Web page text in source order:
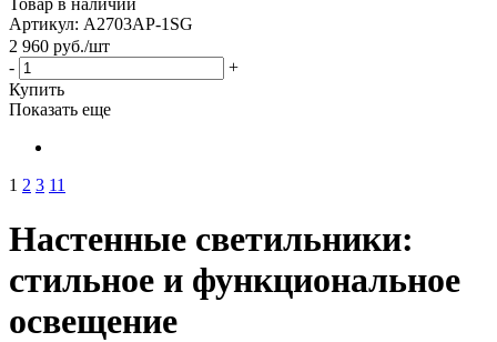
Товар в наличии
Артикул: A2703AP-1SG
2 960 руб./шт
-
+
Купить
Показать еще
1 2 3 11
Настенные светильники:
стильное и функциональное
освещение